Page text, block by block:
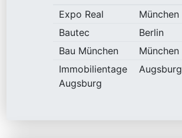
Expo Real München
Bautec
Berlin
Bau München
München
Immobilientage
Augsburg
Augsburg